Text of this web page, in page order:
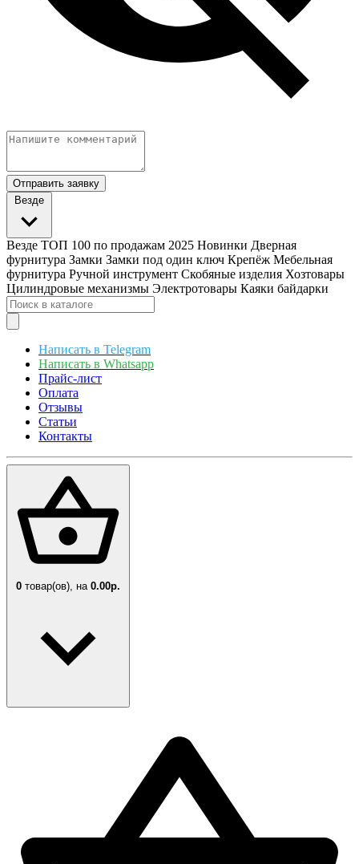
Отправить заявку
Везде
Везде ТОП 100 по продажам 2025 Новинки Дверная
фурнитура Замки Замки под один ключ Крепёж Мебельная
фурнитура Ручной инструмент Скобяные изделия Хозтовары
Цилиндровые механизмы Электротовары Каяки байдарки
Написать в Telegram
Написать в Whatsapp
Прайс-лист
Оплата
Отзывы
Статьи
Контакты
0 товар(ов), на 0.00р.